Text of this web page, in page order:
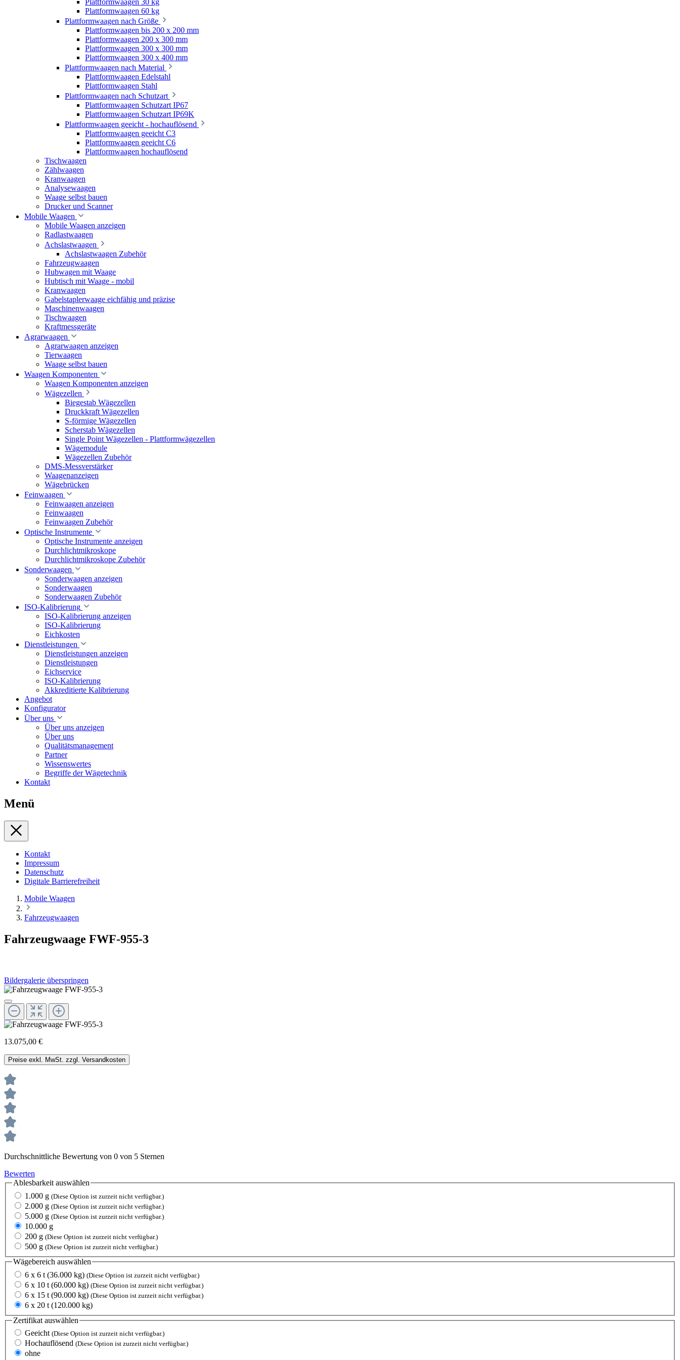
Plattformwaagen 60 kg
Plattformwaagen nach Größe
Plattformwaagen bis 200 x 200 mm
Plattformwaagen 200 x 300 mm
Plattformwaagen 300 x 300 mm
Plattformwaagen 300 x 400 mm
Plattformwaagen nach Material
Plattformwaagen Edelstahl
Plattformwaagen Stahl
Plattformwaagen nach Schutzart
Plattformwaagen Schutzart IP67
Plattformwaagen Schutzart IP69K
Plattformwaagen geeicht - hochauflösend
Plattformwaagen geeicht C3
Plattformwaagen geeicht C6
Plattformwaagen hochauflösend
Tischwaagen
Zählwaagen
Kranwaagen
Analysewaagen
Waage selbst bauen
Drucker und Scanner
Mobile Waagen
Mobile Waagen anzeigen
Radlastwaagen
Achslastwaagen
Achslastwaagen Zubehör
Fahrzeugwaagen
Hubwagen mit Waage
Hubtisch mit Waage - mobil
Kranwaagen
Gabelstaplerwaage eichfähig und präzise
Maschinenwaagen
Tischwaagen
Kraftmessgeräte
Agrarwaagen
Agrarwaagen anzeigen
Tierwaagen
Waage selbst bauen
Waagen Komponenten
Waagen Komponenten anzeigen
Wägezellen
Biegestab Wägezellen
Druckkraft Wägezellen
S-förmige Wägezellen
Scherstab Wägezellen
Single Point Wägezellen - Plattformwägezellen
Wägemodule
Wägezellen Zubehör
DMS-Messverstärker
Waagenanzeigen
Wägebrücken
Feinwaagen
Feinwaagen anzeigen
Feinwaagen
Feinwaagen Zubehör
Optische Instrumente
Optische Instrumente anzeigen
Durchlichtmikroskope
Durchlichtmikroskope Zubehör
Sonderwaagen
Sonderwaagen anzeigen
Sonderwaagen
Sonderwaagen Zubehör
ISO-Kalibrierung
ISO-Kalibrierung anzeigen
ISO-Kalibrierung
Eichkosten
Dienstleistungen
Dienstleistungen anzeigen
Dienstleistungen
Eichservice
ISO-Kalibrierung
Akkreditierte Kalibrierung
Angebot
Konfigurator
Über uns
Über uns anzeigen
Über uns
Qualitätsmanagement
Partner
Wissenswertes
Begriffe der Wägetechnik
Kontakt
Menü
Kontakt
Impressum
Datenschutz
Digitale Barrierefreiheit
Mobile Waagen
Fahrzeugwaagen
Fahrzeugwaage FWF-955-3
Bildergalerie überspringen
13.075,00 €
Preise exkl. MwSt. zzgl. Versandkosten
Durchschnittliche Bewertung von 0 von 5 Sternen
Bewerten
Ablesbarkeitauswählen
1.000 g (Diese Option ist zurzeit nicht verfügbar.)
2.000 g (Diese Option ist zurzeit nicht verfügbar.)
5.000 g (Diese Option ist zurzeit nicht verfügbar.)
10.000 g
200 g (Diese Option ist zurzeit nicht verfügbar.)
500 g (Diese Option ist zurzeit nicht verfügbar.)
Wägebereich auswählen
6 x 6 t (36.000 kg) (Diese Option ist zurzeit nicht verfügbar.)
6 x 10 t (60.000 kg) (Diese Option ist zurzeit nicht verfügbar.)
6 x 15 t (90.000 kg) (Diese Option ist zurzeit nicht verfügbar.)
6 x 20 t (120.000 kg)
Zertifikat auswählen
Geeicht (Diese Option ist zurzeit nicht verfügbar.)
Hochauflösend (Diese Option ist zurzeit nicht verfügbar.)
ohne